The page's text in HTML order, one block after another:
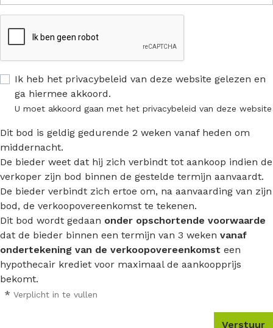
Ik heb het privacybeleid van deze website gelezen en
ga hiermee akkoord.
U moet akkoord gaan met het privacybeleid van deze website
Dit bod is geldig gedurende 2 weken vanaf heden om
middernacht.
De bieder weet dat hij zich verbindt tot aankoop indien de
verkoper zijn bod binnen de gestelde termijn aanvaardt.
De bieder verbindt zich ertoe om, na aanvaarding van zijn
bod, de verkoopovereenkomst te tekenen.
Dit bod wordt gedaan onder opschortende voorwaarde
dat de bieder binnen een termijn van 3 weken vanaf
ondertekening van de verkoopovereenkomst een
hypothecair krediet voor maximaal de aankoopprijs
bekomt.
* Verplicht in te vullen
Verstuur